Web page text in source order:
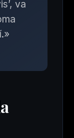
va